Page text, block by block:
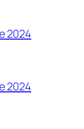
2024
2024